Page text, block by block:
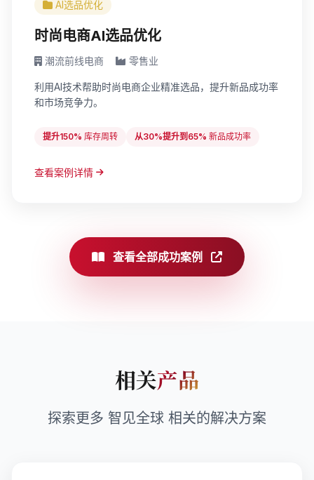
AI选品优化
时尚电商AI选品优化
潮流前线电商 零售业
利用AI技术帮助时尚电商企业精准选品，提升新品成功率
和市场竞争力。
提升150% 库存周转 从30%提升到65% 新品成功率
查看案例详情
查看全部成功案例
相关产品
探索更多 智见全球 相关的解决方案